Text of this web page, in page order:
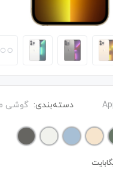
دسته‌بندی: گوشی